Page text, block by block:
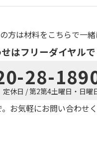
方は材料をこちらで一
はフリーダイヤルで
28-
休日 / 第2第4土曜日・日曜
お気軽にお問い合わせく